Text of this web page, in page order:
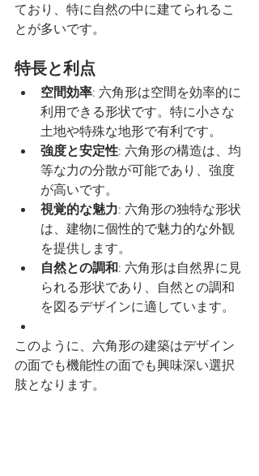
ており、特に自然の中に建てられるこ
とが多いです。
特長と利点
空間効率: 六角形は空間を効率的に
利用できる形状です。特に小さな
土地や特殊な地形で有利です。
強度と安定性: 六角形の構造は、均
等な力の分散が可能であり、強度
が高いです。
視覚的な魅力: 六角形の独特な形状
は、建物に個性的で魅力的な外観
を提供します。
自然との調和: 六角形は自然界に見
られる形状であり、自然との調和
を図るデザインに適しています。
このように、六角形の建築はデザイン
の面でも機能性の面でも興味深い選択
肢となります。